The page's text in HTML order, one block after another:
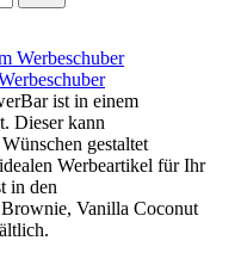
ist in einem
Dieser kann
gestaltet
Werbeartikel für Ihr
in den
Vanilla Coconut